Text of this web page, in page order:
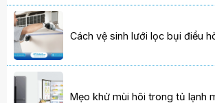
Cách vệ sinh lưới lọc bụi điều
Mẹo khử mùi hôi trong tủ lạnh